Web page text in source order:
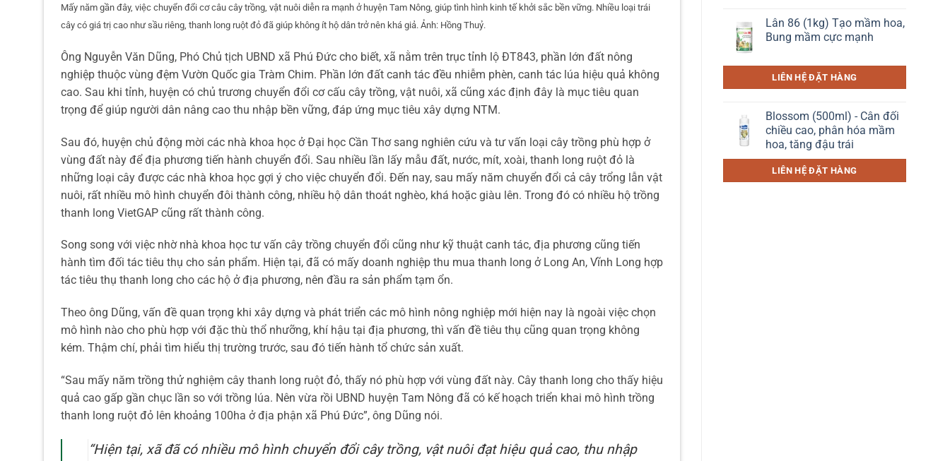
Mấy năm gần đây, việc chuyển đổi cơ câu cây trồng, vật nuôi diễn ra mạnh ở huyện Tam Nông, giúp tình hình kinh tế khởi sắc bền vững. Nhiều loại trái
cây có giá trị cao như sầu riêng, thanh long ruột đỏ đã giúp không ít hộ dân trở nên khá giả. Ảnh: Hồng Thuỷ.
Ông Nguyễn Văn Dũng, Phó Chủ tịch UBND xã Phú Đức cho biết, xã nằm trên trục tỉnh lộ ĐT843, phần lớn đất nông
nghiệp thuộc vùng đệm Vườn Quốc gia Tràm Chim. Phần lớn đất canh tác đều nhiễm phèn, canh tác lúa hiệu quả không
cao. Sau khi tỉnh, huyện có chủ trương chuyển đổi cơ cấu cây trồng, vật nuôi, xã cũng xác định đây là mục tiêu quan
trọng để giúp người dân nâng cao thu nhập bền vững, đáp ứng mục tiêu xây dựng NTM.
Sau đó, huyện chủ động mời các nhà khoa học ở Đại học Cần Thơ sang nghiên cứu và tư vấn loại cây trồng phù hợp ở
vùng đất này để địa phương tiến hành chuyển đổi. Sau nhiều lần lấy mẫu đất, nước, mít, xoài, thanh long ruột đỏ là
những loại cây được các nhà khoa học gợi ý cho việc chuyển đổi. Đến nay, sau mấy năm chuyển đổi cả cây trổng lẫn vật
nuôi, rất nhiều mô hình chuyển đôi thành công, nhiều hộ dân thoát nghèo, khá hoặc giàu lên. Trong đó có nhiều hộ trồng
thanh long VietGAP cũng rất thành công.
Song song với việc nhờ nhà khoa học tư vấn cây trồng chuyển đổi cũng như kỹ thuật canh tác, địa phương cũng tiến
hành tìm đối tác tiêu thụ cho sản phẩm. Hiện tại, đã có mấy doanh nghiệp thu mua thanh long ở Long An, Vĩnh Long hợp
tác tiêu thụ thanh long cho các hộ ở địa phương, nên đầu ra sản phẩm tạm ổn.
Theo ông Dũng, vấn đề quan trọng khi xây dựng và phát triển các mô hình nông nghiệp mới hiện nay là ngoài việc chọn
mô hình nào cho phù hợp với đặc thù thổ nhưỡng, khí hậu tại địa phương, thì vấn đề tiêu thụ cũng quan trọng không
kém. Thậm chí, phải tìm hiểu thị trường trước, sau đó tiến hành tổ chức sản xuất.
“Sau mấy năm trồng thử nghiệm cây thanh long ruột đỏ, thấy nó phù hợp với vùng đất này. Cây thanh long cho thấy hiệu
quả cao gấp gần chục lần so với trồng lúa. Nên vừa rồi UBND huyện Tam Nông đã có kế hoạch triển khai mô hình trồng
thanh long ruột đỏ lên khoảng 100ha ở địa phận xã Phú Đức”, ông Dũng nói.
“Hiện tại, xã đã có nhiều mô hình chuyển đổi cây trồng, vật nuôi đạt hiệu quả cao, thu nhập
Lân 86 (1kg) Tạo mầm hoa,
Bung mầm cực mạnh
LIÊN HỆ ĐẶT HÀNG
Blossom (500ml) - Cân đối
chiều cao, phân hóa mầm
hoa, tăng đậu trái
LIÊN HỆ ĐẶT HÀNG